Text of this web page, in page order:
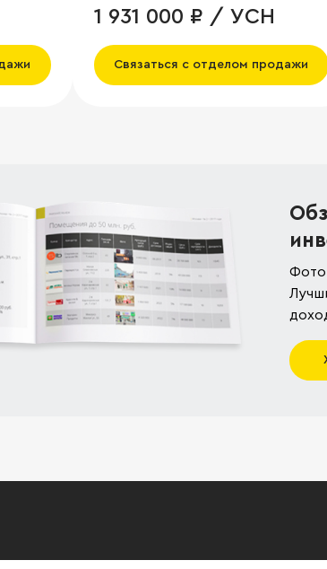
1 931 000 ₽ / УСН
Связаться с отделом продажи